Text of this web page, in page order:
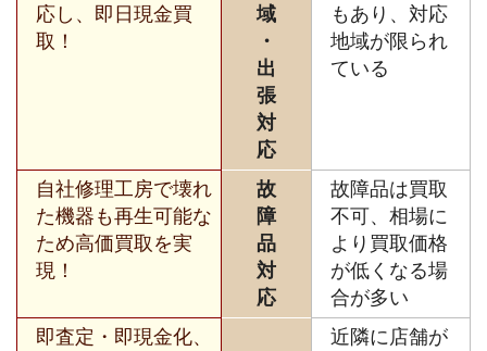
応し、即日現金買
取！
域
・
出
張
対
応
もあり、対応
地域が限られ
ている
自社修理工房で壊れ
た機器も再生可能な
ため高価買取を実
現！
故
障
品
対
応
故障品は買取
不可、相場に
より買取価格
が低くなる場
合が多い
即査定・即現金化、
近隣に店舗が